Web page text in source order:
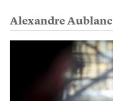
Alexandre Aublanc